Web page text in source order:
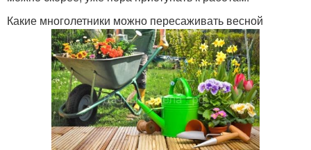
Какие многолетники можно пересаживать весной